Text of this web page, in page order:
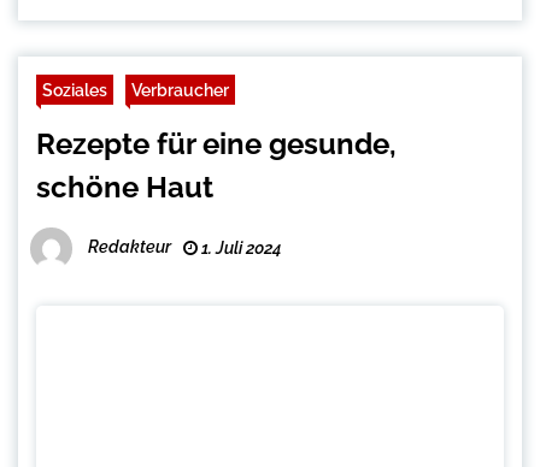
Soziales Verbraucher
Rezepte für eine gesunde,
schöne Haut
Redakteur 1. Juli 2024